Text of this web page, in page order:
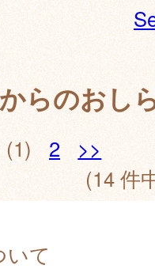
らのおし
(1) 2
>>
(14 件
いて